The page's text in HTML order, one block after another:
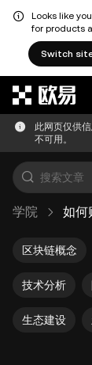
Looks like
for products
Switch
此网页仅供
不可用。
学院 如何
区块链概念
技术分析
生态建设